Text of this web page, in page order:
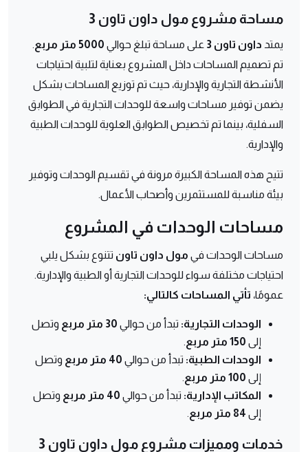
مساحة مشروع مول داون تاون 3
يمتد داون تاون 3 على مساحة تبلغ حوالي
.
تم تصميم المساحات داخل المشروع بعناية لتلبية احتياجات
الأنشطة التجارية والإدارية، حيث تم توزيع المساحات بشكل
يضمن توفير مساحات واسعة للوحدات التجارية في الطوابق
السفلية، بينما تم تخصيص الطوابق العلوية للوحدات الطبية
والإدارية.
تتيح هذه المساحة الكبيرة مرونة في تقسيم الوحدات وتوفير
بيئة مناسبة للمستثمرين وأصحاب الأعمال.
مساحات الوحدات في المشروع
مساحات الوحدات في مول داون تاون تتنوع بشكل يلبي
احتياجات مختلفة سواء للوحدات التجارية أو الطبية والإدارية.
عمومًا، تأتي المساحات كالتالي:
الوحدات التجارية: تبدأ من حوالي 30 متر مربع وتصل
إلى 150 متر مربع.
الوحدات الطبية: تبدأ من حوالي 40 متر مربع
وتصل
إلى 100 متر مربع
.
المكاتب الإدارية: تبدأ من حوالي 40 متر مربع
وتصل
إلى 84 متر مربع .
خدمات ومميزات مشروع مول داون تاون 3